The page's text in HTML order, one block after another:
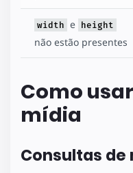
width e height
não estão presentes
Como
mídia
Consultas de